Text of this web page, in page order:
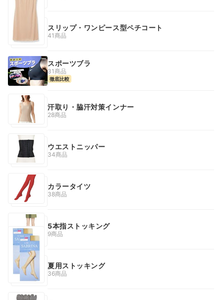
スリップ・ワンピース型ペチコート
41商品
スポーツブラ
31商品
徹底比較
汗取り・脇汗対策インナー
28商品
ウエストニッパー
34商品
カラータイツ
38商品
5本指ストッキング
9商品
夏用ストッキング
36商品